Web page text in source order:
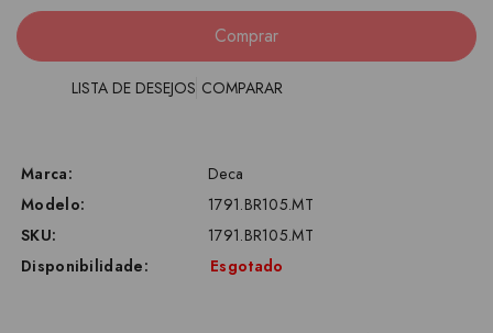
Comprar
LISTA DE DESEJOS COMPARAR
Marca:
Deca
Modelo:
1791.BR105.MT
SKU:
1791.BR105.MT
Disponibilidade:
Esgotado